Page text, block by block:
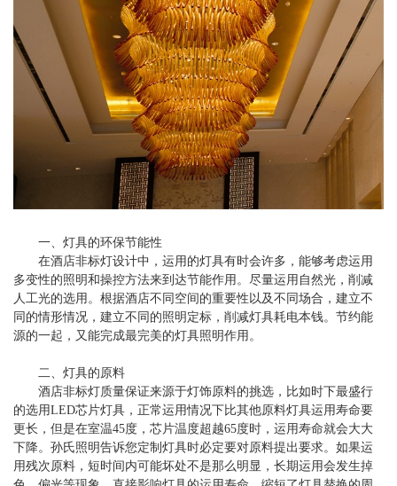
一、灯具的环保节能性
在酒店非标灯设计中，运用的灯具有时会许多，能够考虑运用
多变性的照明和操控方法来到达节能作用。尽量运用自然光，削减
人工光的选用。根据酒店不同空间的重要性以及不同场合，建立不
同的情形情况，建立不同的照明定标，削减灯具耗电本钱。节约能
源的一起，又能完成最完美的灯具照明作用。
二、灯具的原料
酒店非标灯质量保证来源于灯饰原料的挑选，比如时下最盛行
的选用LED芯片灯具，正常运用情况下比其他原料灯具运用寿命要
更长，但是在室温45度，芯片温度超越65度时，运用寿命就会大大
下降。孙氏照明告诉您定制灯具时必定要对原料提出要求。如果运
用残次原料，短时间内可能坏处不是那么明显，长期运用会发生掉